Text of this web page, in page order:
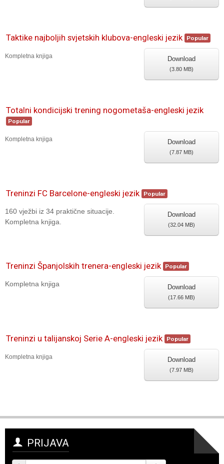
Taktike najboljih svjetskih klubova-engleski jezik Popular
Download
(3.80 MB)
Kompletna knjiga
Totalni kondicijski trening nogometaša-engleski jezik
Popular
Download
(7.87 MB)
Kompletna knjiga
Treninzi FC Barcelone-engleski jezik Popular
Download
(32.04 MB)
160 vježbi iz 34 praktične situacije.
Kompletna knjiga.
Treninzi Španjolskih trenera-engleski jezik Popular
Download
(17.66 MB)
Kompletna knjiga
Treninzi u talijanskoj Serie A-engleski jezik Popular
Download
(7.97 MB)
Kompletna knjiga
PRIJAVA